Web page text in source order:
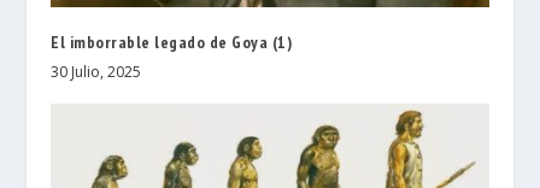
El imborrable legado de Goya (1)
30 Julio, 2025